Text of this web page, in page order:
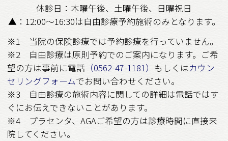
休診日：木曜午後、土曜午後、日曜祝日
▲：12:00～16:30は自由診療予約施術のみとなります。
※1 当院の保険診療では予約診療を行っていません。
※2 自由診療は原則予約でのご案内になります。ご希
望の方は事前に電話 （0562-47-1181） もしくはカウン
セリングフォームでお問い合わせください。
※3 自由診療の施術内容に関しての詳細は電話ではす
ぐにお伝えできないことがあります。
※4 プラセンタ、AGAご希望の方は診療時間に直接来
院してください。